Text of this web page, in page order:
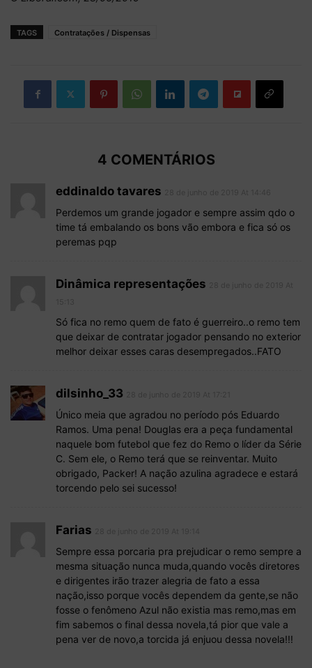
TAGS Contratações / Dispensas
4 COMENTÁRIOS
eddinaldo tavares
Perdemos um grande jogador e sempre assim qdo o
time tá embalando os bons vão embora e fica só os
peremas pqp
Dinâmica representações
Só fica no remo quem de fato é guerreiro..o remo tem
que deixar de contratar jogador pensando no exterior
melhor deixar esses caras desempregados..FATO
dilsinho_33
Único meia que agradou no período pós Eduardo
Ramos. Uma pena! Douglas era a peça fundamental
naquele bom futebol que fez do Remo o líder da Série
C. Sem ele, o Remo terá que se reinventar. Muito
obrigado, Packer! A nação azulina agradece e estará
torcendo pelo sei sucesso!
Farias
Sempre essa porcaria pra prejudicar o remo sempre a
mesma situação nunca muda,quando vocês diretores
e dirigentes irão trazer alegria de fato a essa
nação,isso porque vocês dependem da gente,se não
fosse o fenômeno Azul não existia mas remo,mas em
fim sabemos o final dessa novela,tá pior que vale a
pena ver de novo,a torcida já enjuou dessa novela!!!